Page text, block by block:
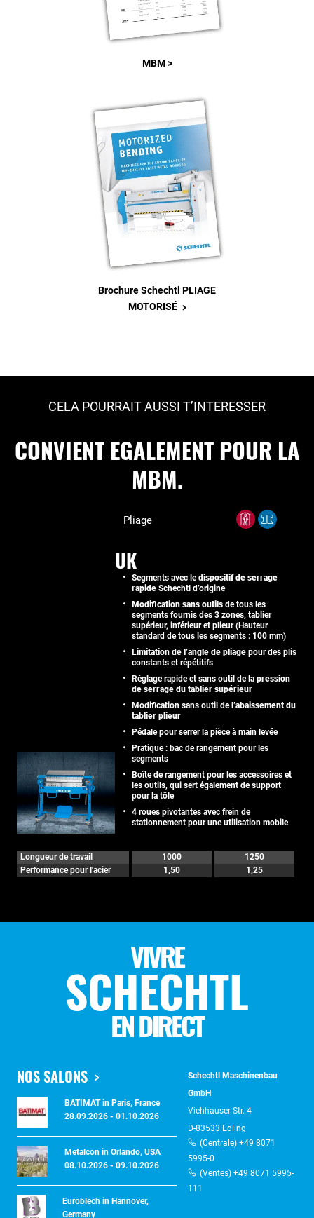
MBM >
Brochure Schechtl PLIAGE
MOTORISÉ >
CELA POURRAIT AUSSI T’INTERESSER
CONVIENT EGALEMENT POUR LA
MBM.
Pliage
UK
Segments avec ledispositif de serrage
rapide Schechtl d’origine
Modification sans outils de tous les
segments fournis des 3 zones, tablier
supérieur, inférieur et plieur (Hauteur
standard de tous les segments : 100 mm)
Limitation de l’angle de pliage pour des plis
constants et répétitifs
Réglage rapide et sans outil de la pression
de serrage du tablier supérieur
Modification sans outil de l’abaissement du
tablier plieur
Pédale pour serrer la pièce à main levée
Pratique : bac de rangement pour les
segments
Boîte de rangement pour les accessoires et
les outils, qui sert également de support
pour la tôle
4 roues pivotantes avec frein de
stationnement pour une utilisation mobile
Longueur de travail 1000
1250
Performance pour l'acier
1,50 1,25
VIVRE
SCHECHTL
EN DIRECT
NOS SALONS
BATIMAT in Paris, France
28.09.2026 - 01.10.2026
Metalcon in Orlando, USA
08.10.2026 - 09.10.2026
Euroblech in Hannover,
Germany
Schechtl Maschinenbau
GmbH
Viehhauser Str. 4
D-83533 Edling
(Centrale) +49 8071
5995-0
(Ventes) +49 8071 5995-
111